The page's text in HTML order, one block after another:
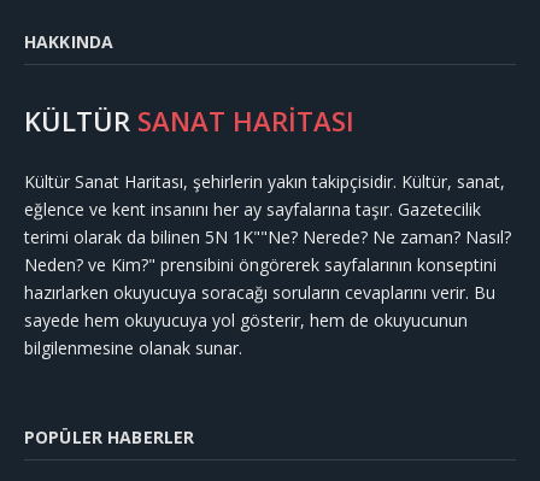
HAKKINDA
KÜLTÜR SANAT HARİTASI
Kültür Sanat Haritası, şehirlerin yakın takipçisidir. Kültür, sanat,
eğlence ve kent insanını her ay sayfalarına taşır. Gazetecilik
terimi olarak da bilinen 5N 1K""Ne? Nerede? Ne zaman? Nasıl?
Neden? ve Kim?" prensibini öngörerek sayfalarının konseptini
hazırlarken okuyucuya soracağı soruların cevaplarını verir. Bu
sayede hem okuyucuya yol gösterir, hem de okuyucunun
bilgilenmesine olanak sunar.
POPÜLER HABERLER